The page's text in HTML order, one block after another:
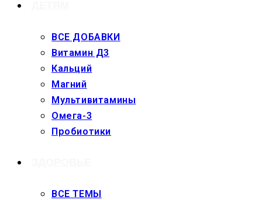
ВСЕ ДОБАВКИ
Витамин Д3
Кальций
Магний
Мультивитамины
Омега-3
Пробиотики
ВСЕ ТЕМЫ